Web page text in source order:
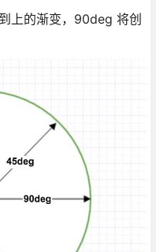
上的渐变，90deg 将创